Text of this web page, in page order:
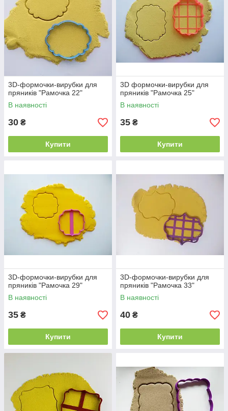
3D-формочки-вирубки для
пряників "Рамочка 22"
В наявності
30 ₴
Купити
3D формочки-вирубки для
пряників "Рамочка 25"
В наявності
35 ₴
Купити
3D-формочки-вирубки для
пряників "Рамочка 29"
В наявності
35 ₴
Купити
3D-формочки-вирубки для
пряників "Рамочка 33"
В наявності
40 ₴
Купити